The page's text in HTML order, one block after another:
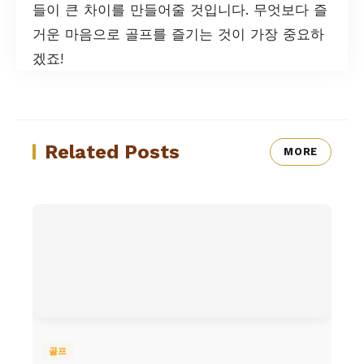
들이 큰 차이를 만들어줄 것입니다. 무엇보다 즐
거운 마음으로 골프를 즐기는 것이 가장 중요하
겠죠!
Related Posts MORE
골프